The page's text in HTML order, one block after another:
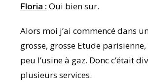
Floria : Oui bien sur.
Alors moi j’ai commencé dans
grosse, grosse Etude
peu l’usine à gaz. Donc c’était
plusieurs services.